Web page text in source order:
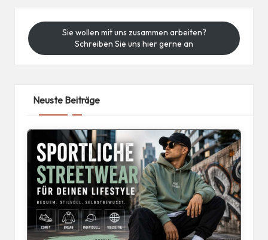
Sie wollen mit uns zusammen arbeiten?
Schreiben Sie uns hier gerne an
Neuste Beiträge